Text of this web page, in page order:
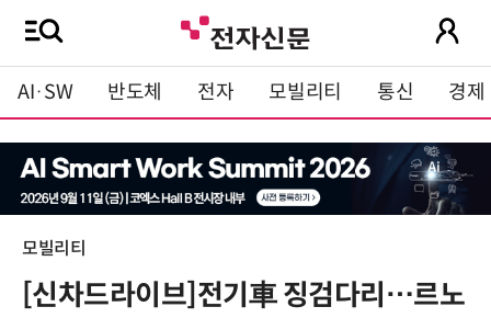
AI·SW 반도체 전자 모빌리티 통신 경제
모빌리티
[신차드라이브]전기車 징검다리…르노